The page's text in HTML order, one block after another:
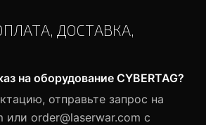
ДОСТАВКА,
на оборудование CYBERTAG?
отправьте запрос на
или order@laserwar.com с